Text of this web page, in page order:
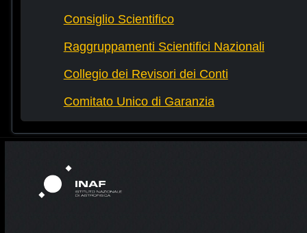
Consiglio Scientifico
Raggruppamenti Scientifici Nazionali
Collegio dei Revisori dei Conti
Comitato Unico di Garanzia